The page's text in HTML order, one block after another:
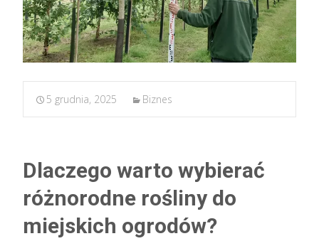
5 grudnia, 2025 Biznes
Dlaczego warto wybierać
różnorodne rośliny do
miejskich ogrodów?